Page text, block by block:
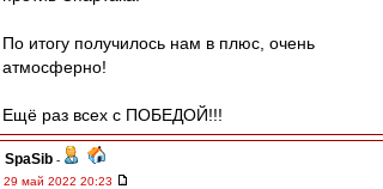
По итогу получилось нам в плюс, очень
атмосферно!
Ещё раз всех с ПОБЕДОЙ!!!
SpaSib -
29 май 2022 20:23